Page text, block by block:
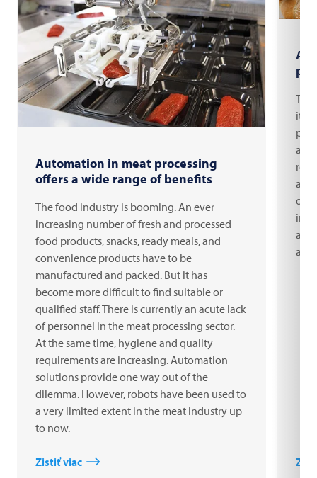
Automation in meat processing
offers a wide range of benefits
The food industry is booming. An ever
increasing number of fresh and processed
food products, snacks, ready meals, and
convenience products have to be
manufactured and packed. But it has
become more difficult to find suitable or
qualified staff. There is currently an acute lack
of personnel in the meat processing sector.
At the same time, hygiene and quality
requirements are increasing. Automation
solutions provide one way out of the
dilemma. However, robots have been used to
a very limited extent in the meat industry up
to now.
Zistiť viac
The
are